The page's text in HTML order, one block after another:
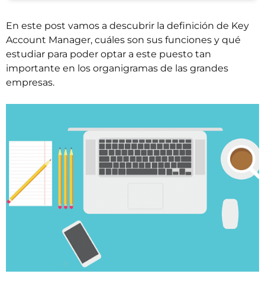
En este post vamos a descubrir la definición de Key
Account Manager, cuáles son sus funciones y qué
estudiar para poder optar a este puesto tan
importante en los organigramas de las grandes
empresas.